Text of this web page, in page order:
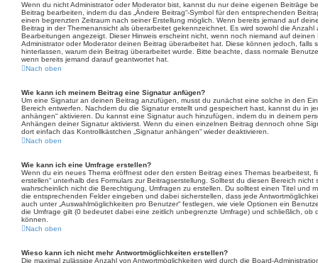
Wenn du nicht Administrator oder Moderator bist, kannst du nur deine eigenen Beiträge
Beitrag bearbeiten, indem du das „Ändere Beitrag“-Symbol für den entsprechenden
einen begrenzten Zeitraum nach seiner Erstellung möglich. Wenn bereits jemand auf
Beitrag in der Themenansicht als überarbeitet gekennzeichnet. Es wird sowohl die
Bearbeitungen angezeigt. Dieser Hinweis erscheint nicht, wenn noch niemand auf
Administrator oder Moderator deinen Beitrag überarbeitet hat. Diese können jedoch, falls
hinterlassen, warum dein Beitrag überarbeitet wurde. Bitte beachte, dass normale
wenn bereits jemand darauf geantwortet hat.
Nach oben
Wie kann ich meinem Beitrag eine Signatur anfügen?
Um eine Signatur an deinen Beitrag anzufügen, musst du zunächst eine solche in den
Bereich entwerfen. Nachdem du die Signatur erstellt und gespeichert hast, kannst du in
anhängen“ aktivieren. Du kannst eine Signatur auch hinzufügen, indem du in deinem
Anhängen deiner Signatur aktivierst. Wenn du einen einzelnen Beitrag dennoch ohne
dort einfach das Kontrollkästchen „Signatur anhängen“ wieder deaktivieren.
Nach oben
Wie kann ich eine Umfrage erstellen?
Wenn du ein neues Thema eröffnest oder den ersten Beitrag eines Themas bearbeitest,
erstellen“ unterhalb des Formulars zur Beitragserstellung. Solltest du diesen Bereich
wahrscheinlich nicht die Berechtigung, Umfragen zu erstellen. Du solltest einen Titel und
die entsprechenden Felder eingeben und dabei sicherstellen, dass jede
auch unter „Auswahlmöglichkeiten pro Benutzer“ festlegen, wie viele Optionen ein
die Umfrage gilt (0 bedeutet dabei eine zeitlich unbegrenzte Umfrage) und schließlich, ob
können.
Nach oben
Wieso kann ich nicht mehr Antwortmöglichkeiten erstellen?
Die maximal zulässige Anzahl von Antwortmöglichkeiten wird durch die Board-